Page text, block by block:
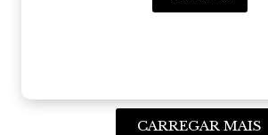
CARREGAR MAIS